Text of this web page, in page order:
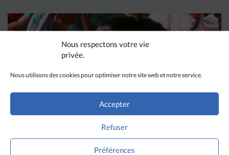
Nous respectons votre vie
privée.
Nous utilisons des cookies pour optimiser notre site web et notre service.
Accepter
Refuser
Préférences
DIVERS HORIZONS